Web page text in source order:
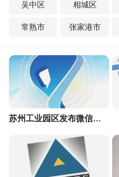
吴中区 相城区
常熟市 张家港市
苏州工业园区发布微信公众号